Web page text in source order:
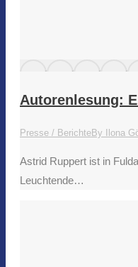
Autorenlesung:
Presse / BerichteBy Ilona
Astrid Ruppert ist in
Leuchtende…